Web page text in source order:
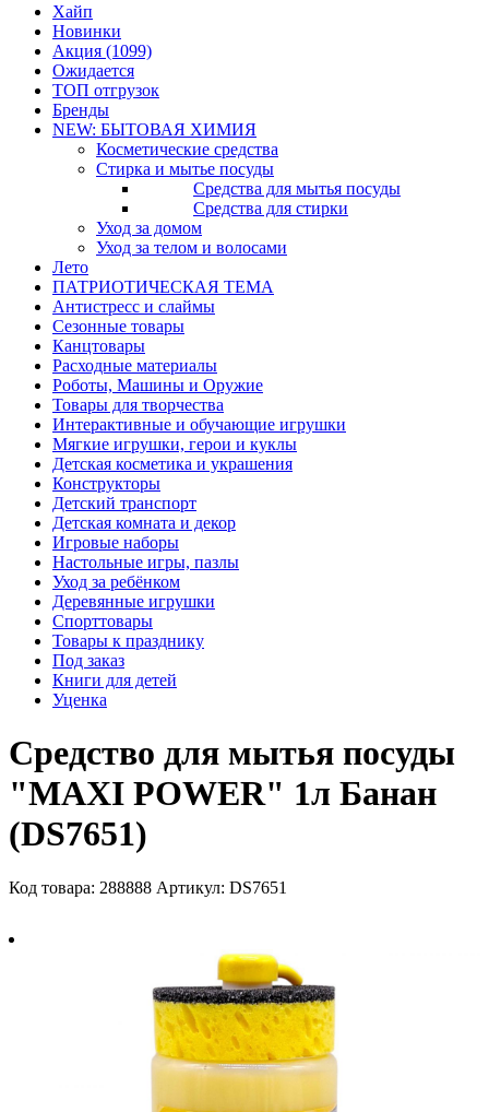
Хайп
Новинки
Акция (1099)
Ожидается
ТОП отгрузок
Бренды
NEW: БЫТОВАЯ ХИМИЯ
Косметические средства
Стирка и мытье посуды
Средства для мытья посуды
Средства для стирки
Уход за домом
Уход за телом и волосами
Лето
ПАТРИОТИЧЕСКАЯ ТЕМА
Антистресс и слаймы
Сезонные товары
Канцтовары
Расходные материалы
Роботы, Машины и Оружие
Товары для творчества
Интерактивные и обучающие игрушки
Мягкие игрушки, герои и куклы
Детская косметика и украшения
Конструкторы
Детский транспорт
Детская комната и декор
Игровые наборы
Настольные игры, пазлы
Уход за ребёнком
Деревянные игрушки
Спорттовары
Товары к празднику
Под заказ
Книги для детей
Уценка
Средство для мытья посуды
"MAXI POWER" 1л Банан
(DS7651)
Код товара: 288888 Артикул: DS7651